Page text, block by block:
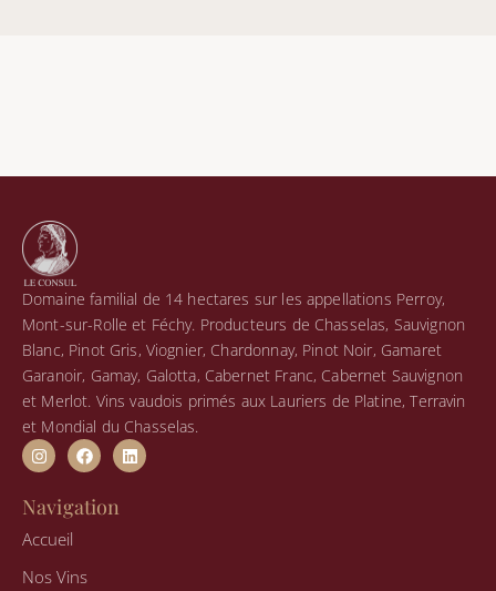
Domaine familial de 14 hectares sur les appellations Perroy,
Mont-sur-Rolle et Féchy. Producteurs de Chasselas, Sauvignon
Blanc, Pinot Gris, Viognier, Chardonnay, Pinot Noir, Gamaret
Garanoir, Gamay, Galotta, Cabernet Franc, Cabernet Sauvignon
et Merlot. Vins vaudois primés aux Lauriers de Platine, Terravin
et Mondial du Chasselas.
I
n
s
a
r
m
F
a
c
e
b
L
i
n
Navigation
Accueil
Nos Vins